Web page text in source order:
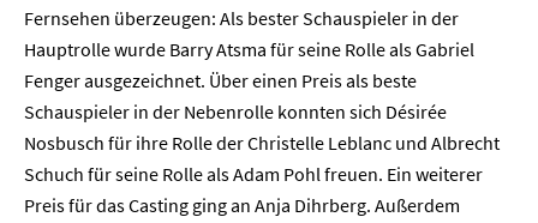
Fernsehen überzeugen: Als bester Schauspieler in der
Hauptrolle wurde Barry Atsma für seine Rolle als Gabriel
Fenger ausgezeichnet. Über einen Preis als beste
Schauspieler in der Nebenrolle konnten sich Désirée
Nosbusch für ihre Rolle der Christelle Leblanc und Albrecht
Schuch für seine Rolle als Adam Pohl freuen. Ein weiterer
Preis für das Casting ging an Anja Dihrberg. Außerdem